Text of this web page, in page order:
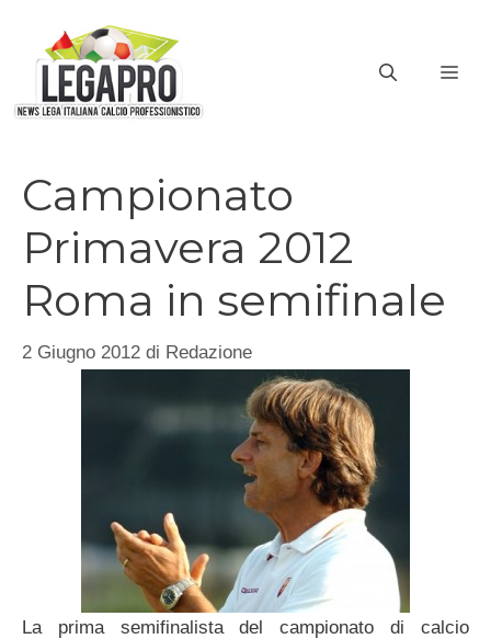
contenuto
Campionato
Primavera 2012
Roma in semifinale
2 Giugno 2012 di Redazione
La prima semifinalista del campionato di calcio